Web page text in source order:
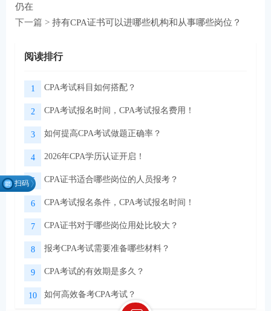
仍在
下一篇 > 持有CPA证书可以进哪些机构和从事哪些岗位？
阅读排行
1 CPA考试科目如何搭配？
2 CPA考试报名时间，CPA考试报名费用！
3 如何提高CPA考试做题正确率？
4 2026年CPA学历认证开启！
5 CPA证书适合哪些岗位的人员报考？
6 CPA考试报名条件，CPA考试报名时间！
7 CPA证书对于哪些岗位用处比较大？
8 报考CPA考试需要准备哪些材料？
9 CPA考试的有效期是多久？
10 如何高效备考CPA考试？
扫码
微信扫码关注公众号 领取CPA学习资料